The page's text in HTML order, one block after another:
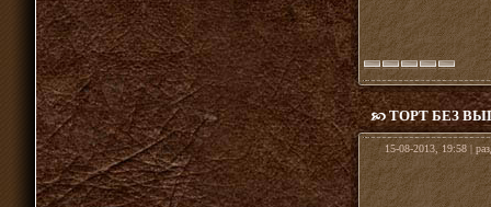
ТОРТ БЕЗ
15-08-2013, 19:58 |